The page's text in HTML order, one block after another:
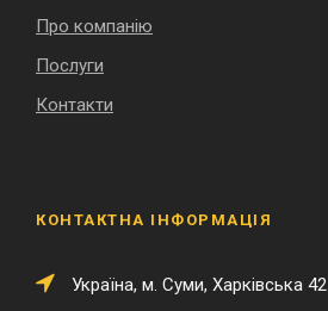
Про компанію
Послуги
Контакти
КОНТАКТНА ІНФОРМАЦІЯ
Українa, м. Суми, Харківська 42